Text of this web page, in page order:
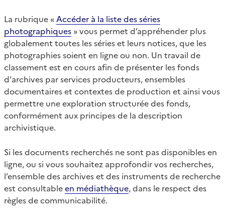
La rubrique « Accéder à la liste des séries
photographiques » vous permet d’appréhender plus
globalement toutes les séries et leurs notices, que les
photographies soient en ligne ou non. Un travail de
classement est en cours afin de présenter les fonds
d'archives par services producteurs, ensembles
documentaires et contextes de production et ainsi vous
permettre une exploration structurée des fonds,
conformément aux principes de la description
archivistique.
Si les documents recherchés ne sont pas disponibles en
ligne, ou si vous souhaitez approfondir vos recherches,
l’ensemble des archives et des instruments de recherche
est consultableen médiathèque, dans le respect des
règles de communicabilité.